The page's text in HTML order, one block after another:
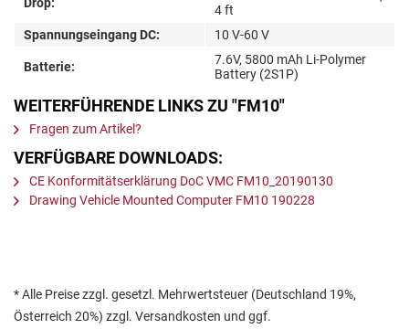
4 ft
Spannungseingang DC:
10 V-60 V
Batterie:
7.6V, 5800 mAh Li-Polymer
Battery (2S1P)
WEITERFÜHRENDE LINKS ZU "FM10"
Fragen zum Artikel?
VERFÜGBARE DOWNLOADS:
CE Konformitätserklärung DoC VMC FM10_20190130
Drawing Vehicle Mounted Computer FM10 190228
* Alle Preise zzgl. gesetzl. Mehrwertsteuer (Deutschland 19%,
Österreich 20%) zzgl. Versandkosten und ggf.